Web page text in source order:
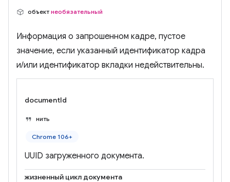
объект необязательный
Информация о запрошенном кадре, пустое
значение, если указанный идентификатор кадра
и/или идентификатор вкладки недействительны.
documentId
нить
Chrome 106+
UUID загруженного документа.
жизненный цикл документа